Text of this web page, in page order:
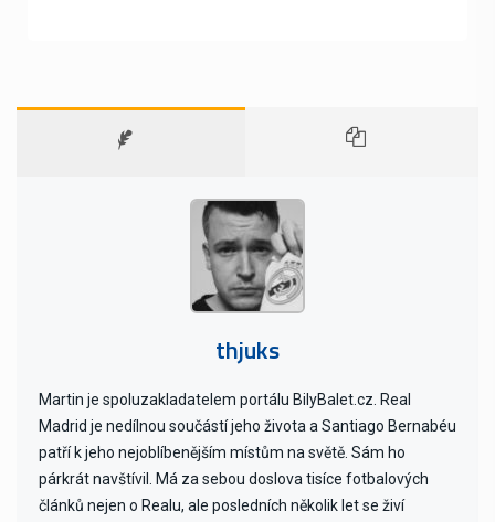
thjuks
Martin je spoluzakladatelem portálu BilyBalet.cz. Real
Madrid je nedílnou součástí jeho života a Santiago Bernabéu
patří k jeho nejoblíbenějším místům na světě. Sám ho
párkrát navštívil. Má za sebou doslova tisíce fotbalových
článků nejen o Realu, ale posledních několik let se živí